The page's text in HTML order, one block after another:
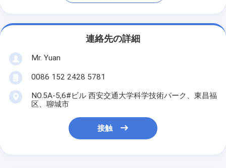
連絡先の詳細
Mr. Yuan
0086 152 2428 5781
NO.5A-5,6#ビル 西安交通大学科学技術パーク、東昌福
区、聊城市
接触